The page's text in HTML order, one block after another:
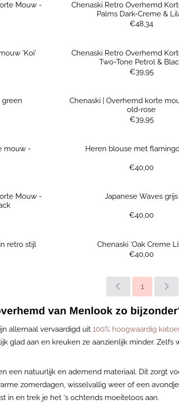
Mouw -
Chenaski Retro Overhemd
Palms Dark-Creme &
Prijs: 48,34
€48,34
'Koi'
Chenaski Retro Overhemd
Two-Tone Petrol &
Prijs: 39,95
€39,95
green
Chenaski | Overhemd korte
old-rose
Prijs: 39,95
€39,95
mouw -
Heren blouse met
Prijs: 40,00
€40,00
Mouw -
Japanese Waves grijs
Prijs: 40,00
€40,00
retro stijl
Chenaski 'Oak Creme
Prijs: 40,00
€40,00
1
van Menlook zo
allemaal vervaardigd uit 100% hoogwaardig
glad aan en kreuken ze aanzienlijk minder.
een natuurlijk en ademend materiaal. Dit zorgt
zomerdagen, wisselvallig weer of een
in en trek je het 's ochtends moeiteloos aan.